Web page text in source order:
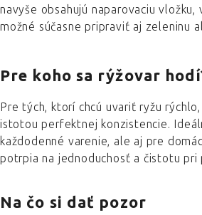
navyše obsahujú naparovaciu vložku,
možné súčasne pripraviť aj zeleninu
Pre koho sa rýžovar
Pre tých, ktorí chcú uvariť ryžu
istotou perfektnej konzistencie.
každodenné varenie, ale aj pre
potrpia na jednoduchosť a čistotu pri
Na čo si dať pozor